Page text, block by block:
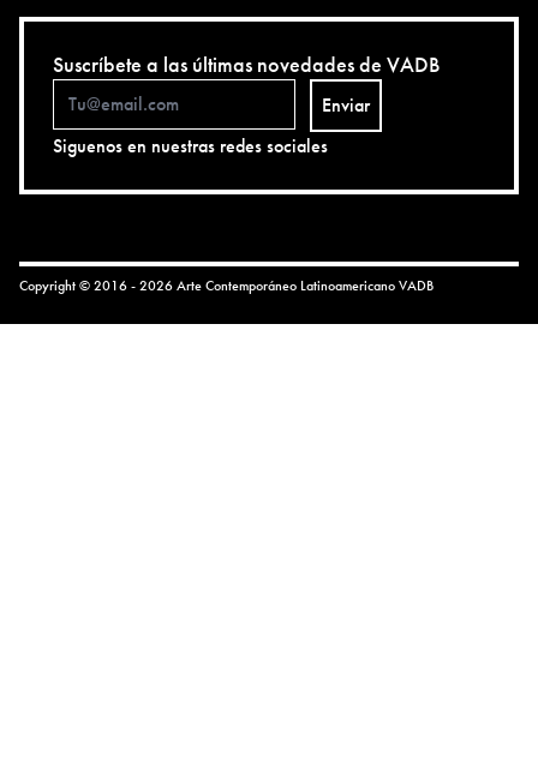
Suscríbete a las últimas novedades de VADB
Enviar
Siguenos en nuestras redes sociales
Copyright © 2016 - 2026 Arte Contemporáneo LatinoamericanoVADB